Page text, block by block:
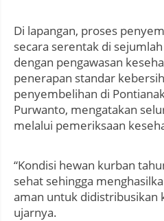
Di lapangan, proses
secara serentak di
dengan pengawasan
penerapan standar
penyembelihan di
Purwanto, mengatakan
melalui pemeriksaan
“Kondisi hewan kurban
sehat sehingga
aman untuk didistribusikan
ujarnya.